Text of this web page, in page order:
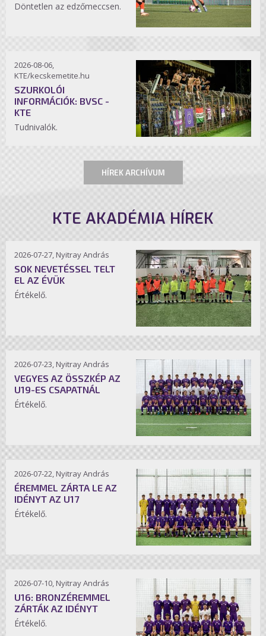
Döntetlen az edzőmeccsen.
2026-08-06,
KTE/kecskemetite.hu
SZURKOLÓI
INFORMÁCIÓK: BVSC -
KTE
Tudnivalók.
HÍREK ARCHÍVUM
KTE AKADÉMIA HÍREK
2026-07-27, Nyitray András
SOK NEVETÉSSEL TELT
EL AZ ÉVÜK
Értékelő.
2026-07-23, Nyitray András
VEGYES AZ ÖSSZKÉP AZ
U19-ES CSAPATNÁL
Értékelő.
2026-07-22, Nyitray András
ÉREMMEL ZÁRTA LE AZ
IDÉNYT AZ U17
Értékelő.
2026-07-10, Nyitray András
U16: BRONZÉREMMEL
ZÁRTÁK AZ IDÉNYT
Értékelő.